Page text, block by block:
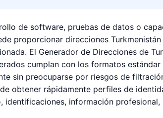
de software, pruebas de datos o
proporcionar direcciones
El Generador de Direcciones de
cumplan con los formatos
sin preocuparse por riesgos de
obtener rápidamente perfiles de
identificaciones, información